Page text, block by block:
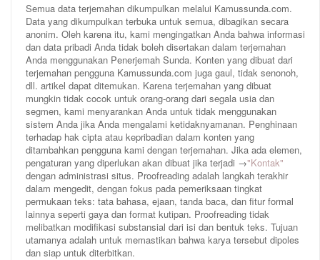
Semua data terjemahan dikumpulkan melalui Kamussunda.com.
Data yang dikumpulkan terbuka untuk semua, dibagikan secara
anonim. Oleh karena itu, kami mengingatkan Anda bahwa informasi
dan data pribadi Anda tidak boleh disertakan dalam terjemahan
Anda menggunakan Penerjemah Sunda. Konten yang dibuat dari
terjemahan pengguna Kamussunda.com juga gaul, tidak senonoh,
dll. artikel dapat ditemukan. Karena terjemahan yang dibuat
mungkin tidak cocok untuk orang-orang dari segala usia dan
segmen, kami menyarankan Anda untuk tidak menggunakan
sistem Anda jika Anda mengalami ketidaknyamanan. Penghinaan
terhadap hak cipta atau kepribadian dalam konten yang
ditambahkan pengguna kami dengan terjemahan. Jika ada elemen,
pengaturan yang diperlukan akan dibuat jika terjadi →"Kontak"
dengan administrasi situs. Proofreading adalah langkah terakhir
dalam mengedit, dengan fokus pada pemeriksaan tingkat
permukaan teks: tata bahasa, ejaan, tanda baca, dan fitur formal
lainnya seperti gaya dan format kutipan. Proofreading tidak
melibatkan modifikasi substansial dari isi dan bentuk teks. Tujuan
utamanya adalah untuk memastikan bahwa karya tersebut dipoles
dan siap untuk diterbitkan.